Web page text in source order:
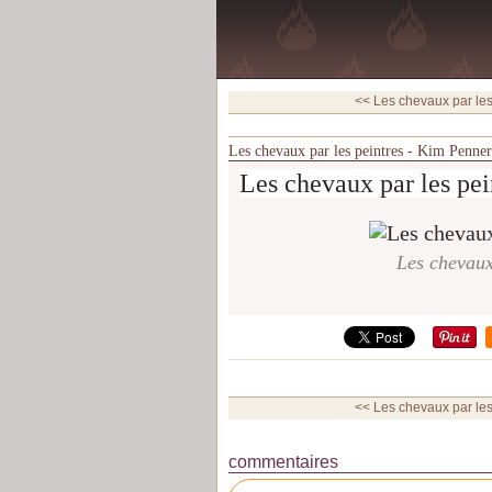
<< Les chevaux par
Les chevaux par les peintres - Kim Penner
Les chevaux par les
Les
<< Les chevaux par
commentaires